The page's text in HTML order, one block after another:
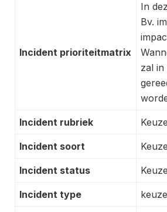
Incident prioriteitmatrix
In
Bv.
zal in
Incident rubriek
Incident soort
Incident status
Incident type